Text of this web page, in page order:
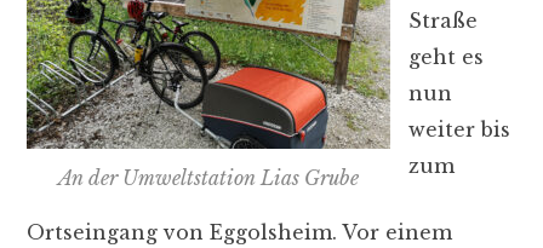
An der Umweltstation Lias Grube
Straße
geht es
nun
weiter bis
zum
Ortseingang von Eggolsheim. Vor einem